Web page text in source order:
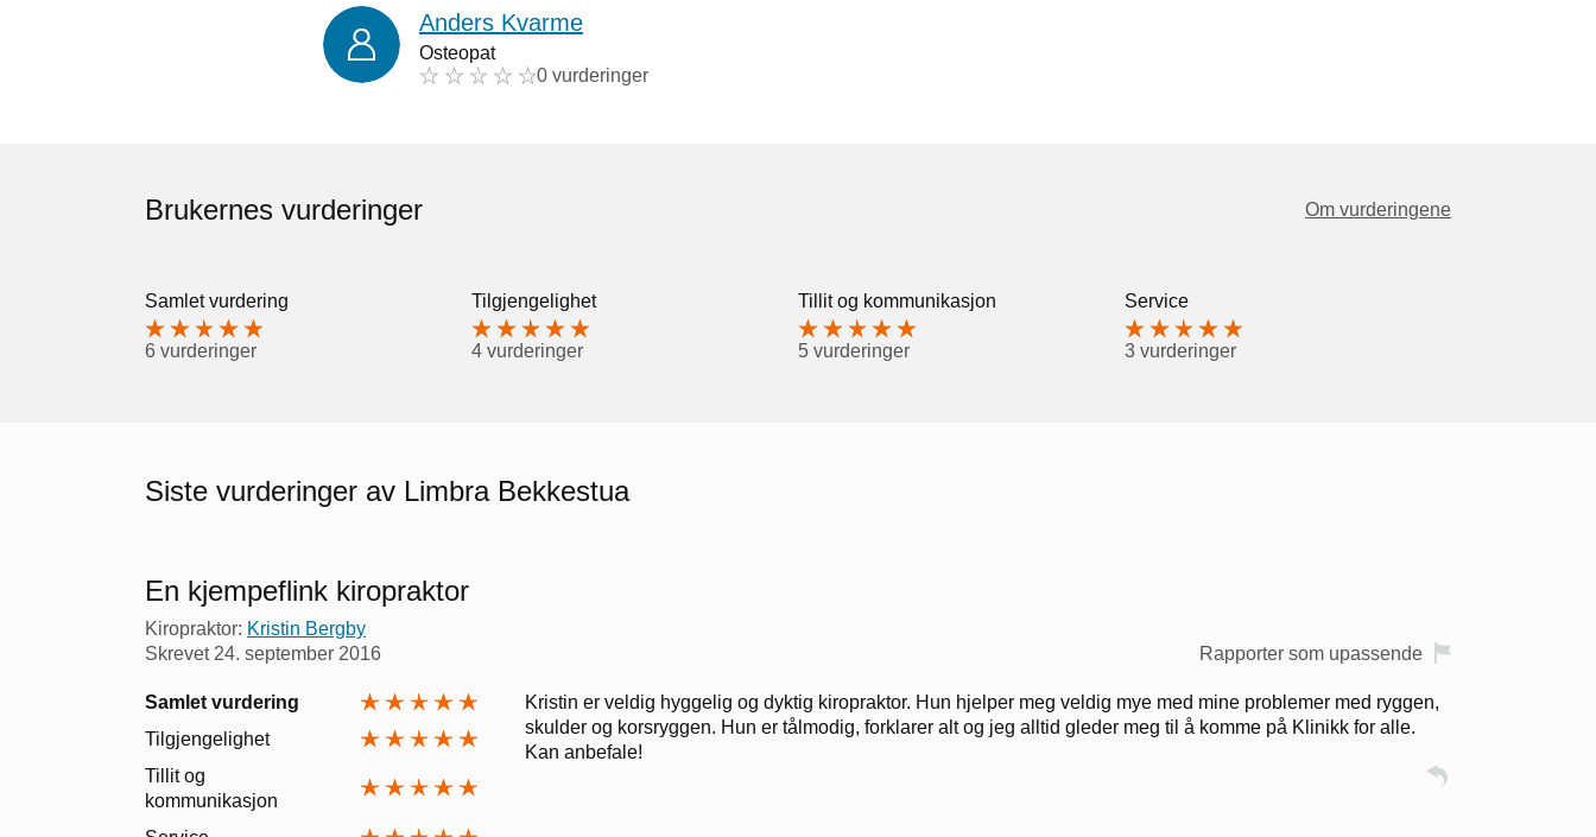
Anders Kvarme
Osteopat
0 vurderinger
Brukernes vurderinger Om vurderingene
Samlet vurdering
6 vurderinger
Tilgjengelighet
4 vurderinger
Tillit og kommunikasjon
5 vurderinger
Service
3 vurderinger
Siste vurderinger av Limbra Bekkestua
En kjempeflink kiropraktor
Kiropraktor: Kristin Bergby
Skrevet 24. september 2016 Rapporter som upassende
Samlet vurdering
Tilgjengelighet
Tillit og
kommunikasjon
Kristin er veldig hyggelig og dyktig kiropraktor. Hun hjelper meg veldig mye med mine problemer med ryggen,
skulder og korsryggen. Hun er tålmodig, forklarer alt og jeg alltid gleder meg til å komme på Klinikk for alle.
Kan anbefale!